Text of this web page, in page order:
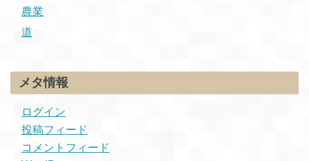
農業
道
メタ情報
ログイン
投稿フィード
コメントフィード